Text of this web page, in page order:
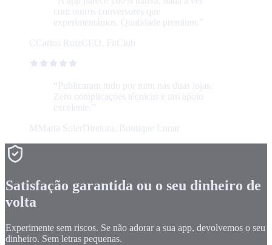
com outros conversores que
experimentámos. Qualidade premium. ”
C Carlos RuizCEO, FitClub
“ Publicaram tudo por mim nas duas lojas.
Zero complicações técnicas e um apoio
excelente. ”
M Marta Soler Diretora, Boutique Lunar
Satisfação garantida ou o seu dinheiro de
volta
Experimente sem riscos. Se não adorar a sua app, devolvemos o seu
dinheiro. Sem letras pequenas.